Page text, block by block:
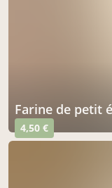
Farine de petit
4,50 €